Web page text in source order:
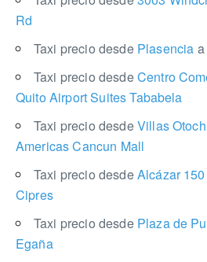
Rd
Taxi precio desde Plasencia a
Taxi precio desdeCentro
Quito Airport Suites Tababela
Taxi precio desdeVillas
Americas Cancun Mall
Taxi precio desdeAlcázar 150
Cipres
Taxi precio desde Plaza de
Egaña